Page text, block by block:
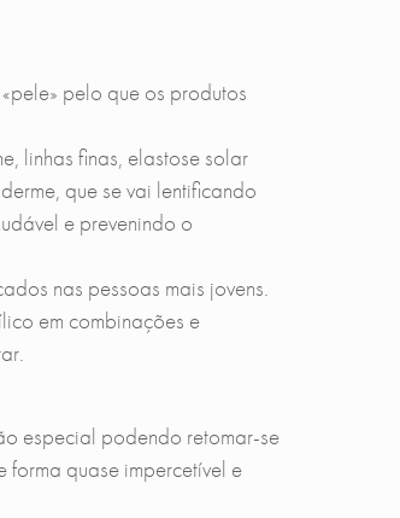
pelo que os produtos
linhas finas, elastose solar
que se vai lentificando
e prevenindo o
nas pessoas mais jovens.
em combinações e
especial podendo retomar-se
quase impercetível e